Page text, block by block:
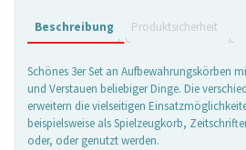
Menge
Beschreibung Produktsicherheit
Schönes 3er Set an Aufbewahrungskörben
und Verstauen beliebiger Dinge. Die
erweitern die vielseitigen
beispielsweise als Spielzeugkorb,
oder, oder genutzt werden.